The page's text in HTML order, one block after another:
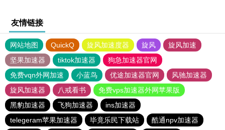
友情链接
网站地图 QuickQ 旋风加速度器 旋风
旋风加速
坚果加速器
tiktok加速器
狗急加速器官网
免费vqn外网加速
小蓝鸟 优途加速器官网
风驰加速器
旋风加速器
八戒看书
免费vps加速器外网苹果版
黑豹加速器
飞狗加速器
ins加速器
telegeram苹果加速器
毕竟乐民下载站 酷通npv加速器